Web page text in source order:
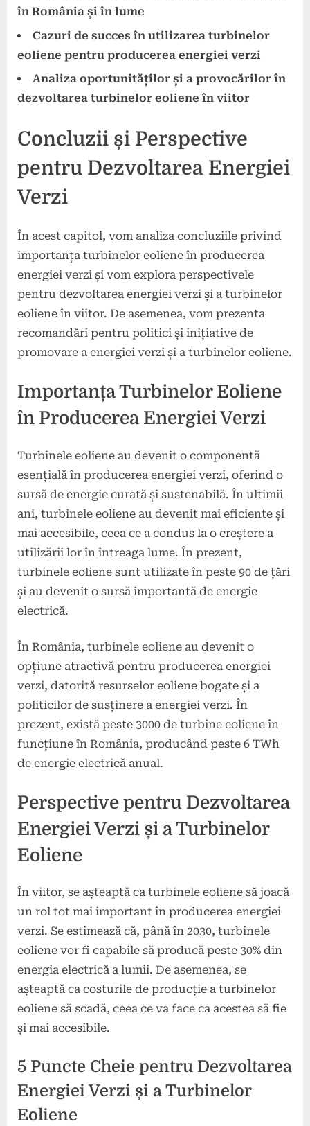
în România și în lume
Cazuri de succes în utilizarea turbinelor
eoliene pentru producerea energiei verzi
Analiza oportunităților și a provocărilor în
dezvoltarea turbinelor eoliene în viitor
Concluzii și Perspective
pentru Dezvoltarea Energiei
Verzi
În acest capitol, vom analiza concluziile privind
importanța turbinelor eoliene în producerea
energiei verzi și vom explora perspectivele
pentru dezvoltarea energiei verzi și a turbinelor
eoliene în viitor. De asemenea, vom prezenta
recomandări pentru politici și inițiative de
promovare a energiei verzi și a turbinelor eoliene.
Importanța Turbinelor Eoliene
în Producerea Energiei Verzi
Turbinele eoliene au devenit o componentă
esențială în producerea energiei verzi, oferind o
sursă de energie curată și sustenabilă. În ultimii
ani, turbinele eoliene au devenit mai eficiente și
mai accesibile, ceea ce a condus la o creștere a
utilizării lor în întreaga lume. În prezent,
turbinele eoliene sunt utilizate în peste 90 de țări
și au devenit o sursă importantă de energie
electrică.
În România, turbinele eoliene au devenit o
opțiune atractivă pentru producerea energiei
verzi, datorită resurselor eoliene bogate și a
politicilor de susținere a energiei verzi. În
prezent, există peste 3000 de turbine eoliene în
funcțiune în România, producând peste 6 TWh
de energie electrică anual.
Perspective pentru Dezvoltarea
Energiei Verzi și a Turbinelor
Eoliene
În viitor, se așteaptă ca turbinele eoliene să joacă
un rol tot mai important în producerea energiei
verzi. Se estimează că, până în 2030, turbinele
eoliene vor fi capabile să producă peste 30% din
energia electrică a lumii. De asemenea, se
așteaptă ca costurile de producție a turbinelor
eoliene să scadă, ceea ce va face ca acestea să fie
și mai accesibile.
5 Puncte Cheie pentru Dezvoltarea
Energiei Verzi și a Turbinelor
Eoliene